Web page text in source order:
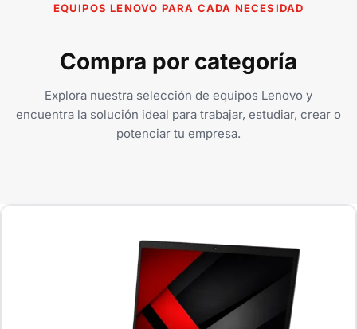
EQUIPOS LENOVO PARA CADA NECESIDAD
Compra por categoría
Explora nuestra selección de equipos Lenovo y
encuentra la solución ideal para trabajar, estudiar, crear o
potenciar tu empresa.